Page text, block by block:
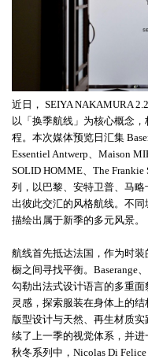
近日， SEIYA NAKAMURA
以「换季航线」为核心概念
程。本次媒体预览日汇集
Essentiel Antwerp、Maison
SOLID HOMME、The
列，以巴黎、安特卫普、马
出彼此交汇的风格航线。不
描绘出属于新季的多元风景。
航线首先抵达法国，作为时
橱之间寻找平衡。 Baserange
勾勒出法式设计语言的多重面
灵感，探索服装在身体上的
版型设计与天然、再生材质实
续了上一季的视觉体系，并
秋冬系列中，Nicolas Di